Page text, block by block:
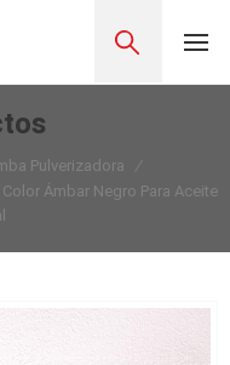
Pulverizadora
/
Ámbar Negro Para Aceite